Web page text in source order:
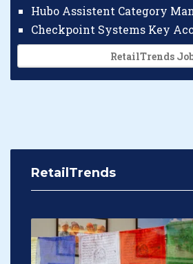
Hubo Assistent Category
RetailTrends
RetailTrends